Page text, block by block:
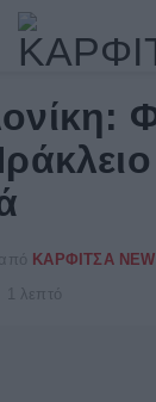
ΚΑΡΦΙΤΣΑ
λεπτό